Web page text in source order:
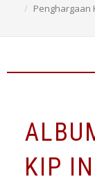
Penghargaan
KIP